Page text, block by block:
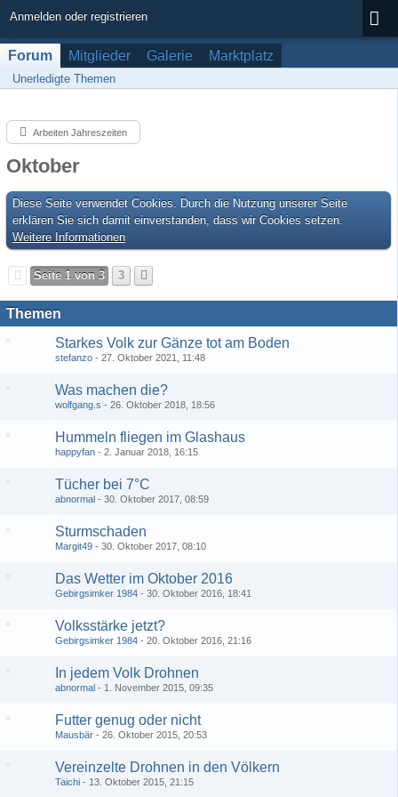
Anmelden oder registrieren
Forum Mitglieder Galerie Marktplatz
Unerledigte Themen
Arbeiten Jahreszeiten
Oktober
Diese Seite verwendet Cookies. Durch die Nutzung unserer Seite
erklären Sie sich damit einverstanden, dass wir Cookies setzen.
Weitere Informationen
Seite 1 von 3 3
Themen
Starkes Volk zur Gänze tot am Boden
stefanzo 27. Oktober 2021, 11:48
Was machen die?
wolfgang.s 26. Oktober 2018, 18:56
Hummeln fliegen im Glashaus
happyfan 2. Januar 2018, 16:15
Tücher bei 7°C
abnormal 30. Oktober 2017, 08:59
Sturmschaden
Margit49 30. Oktober 2017, 08:10
Das Wetter im Oktober 2016
Gebirgsimker 1984 30. Oktober 2016, 18:41
Volksstärke jetzt?
Gebirgsimker 1984 20. Oktober 2016, 21:16
In jedem Volk Drohnen
abnormal 1. November 2015, 09:35
Futter genug oder nicht
Mausbär 26. Oktober 2015, 20:53
Vereinzelte Drohnen in den Völkern
Taichi 13. Oktober 2015, 21:15